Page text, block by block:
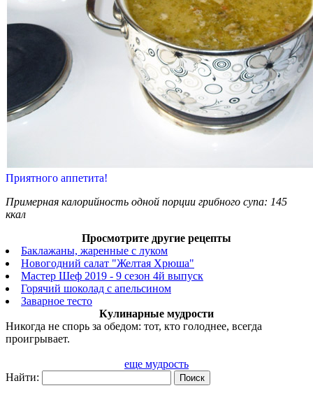
Приятного аппетита!
Примерная калорийность одной порции грибного супа: 145
ккал
Просмотрите другие рецепты
Баклажаны, жаренные с луком
Новогодний салат "Желтая Хрюша"
Мастер Шеф 2019 - 9 сезон 4й выпуск
Горячий шоколад с апельсином
Заварное тесто
Кулинарные мудрости
Никогда не спорь за обедом: тот, кто голоднее, всегда
проигрывает.
еще мудрость
Найти: